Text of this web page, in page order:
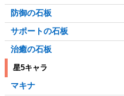
防御の石板
サポートの石板
治癒の石板
星5キャラ
マキナ